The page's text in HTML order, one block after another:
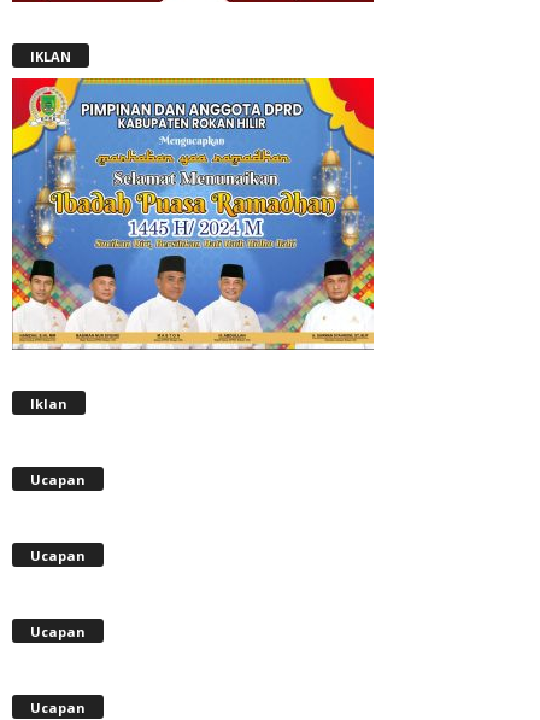
IKLAN
Iklan
Ucapan
Ucapan
Ucapan
Ucapan